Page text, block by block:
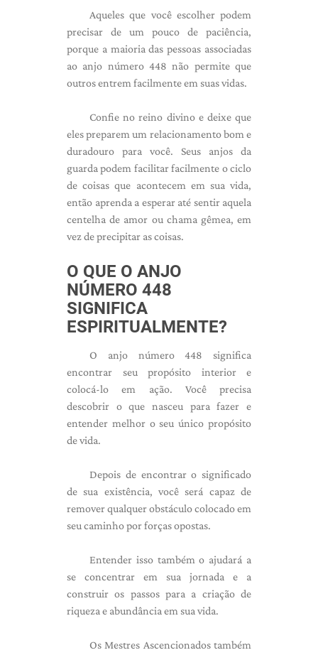
Aqueles que você escolher podem
precisar de um pouco de paciência,
porque a maioria das pessoas associadas
ao anjo número 448 não permite que
outros entrem facilmente em suas vidas.
Confie no reino divino e deixe que
eles preparem um relacionamento bom e
duradouro para você. Seus anjos da
guarda podem facilitar facilmente o ciclo
de coisas que acontecem em sua vida,
então aprenda a esperar até sentir aquela
centelha de amor ou chama gêmea, em
vez de precipitar as coisas.
O QUE O ANJO
NÚMERO 448
SIGNIFICA
ESPIRITUALMENTE?
O anjo número 448 significa
encontrar seu propósito interior e
colocá-lo em ação. Você precisa
descobrir o que nasceu para fazer e
entender melhor o seu único propósito
de vida.
Depois de encontrar o significado
de sua existência, você será capaz de
remover qualquer obstáculo colocado em
seu caminho por forças opostas.
Entender isso também o ajudará a
se concentrar em sua jornada e a
construir os passos para a criação de
riqueza e abundância em sua vida.
Os Mestres Ascencionados também